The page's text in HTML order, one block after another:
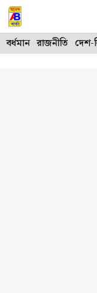
Skip
to
content
বর্ধমান রাজনীতি দেশ-